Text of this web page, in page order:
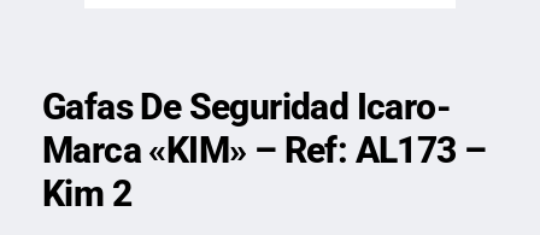
Gafas De Seguridad Icaro-
Marca «KIM» – Ref: AL173 –
Kim 2